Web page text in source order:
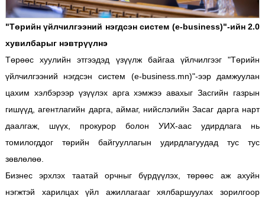
"Төрийн үйлчилгээний нэгдсэн систем (е-business)"-ийн 2.0
хувилбарыг нэвтрүүлнэ
Төрөөс хуулийн этгээдэд үзүүлж байгаа үйлчилгээг "Төрийн
үйлчилгээний нэгдсэн систем (e-business.mn)"-ээр дамжуулан
цахим хэлбэрээр үзүүлэх арга хэмжээ авахыг Засгийн газрын
гишүүд, агентлагийн дарга, аймаг, нийслэлийн Засаг дарга нарт
даалгаж, шүүх, прокурор болон УИХ-аас удирдлага нь
томилогддог төрийн байгууллагын удирдлагуудад тус тус
зөвлөлөө.
Бизнес эрхлэх таатай орчныг бүрдүүлэх, төрөөс аж ахуйн
нэгжтэй харилцах үйл ажиллагааг хялбаршуулах зорилгоор